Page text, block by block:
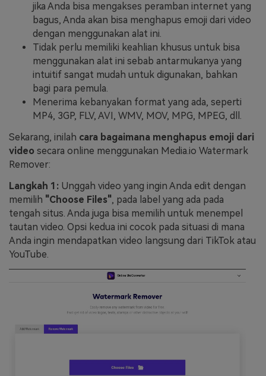
jika Anda bisa mengakses peramban internet yang
bagus, Anda akan bisa menghapus emoji dari video
dengan menggunakan alat ini.
Tidak perlu memiliki keahlian khusus untuk bisa
menggunakan alat ini sebab antarmukanya yang
intuitif sangat mudah untuk digunakan, bahkan
bagi para pemula.
Menerima kebanyakan format yang ada, seperti
MP4, 3GP, FLV, AVI, WMV, MOV, MPG, MPEG, dll.
Sekarang, inilah cara bagaimana menghapus emoji dari
video secara online menggunakan Media.io Watermark
Remover:
Langkah 1: Unggah video yang ingin Anda edit dengan
memilih "Choose Files", pada label yang ada pada
tengah situs. Anda juga bisa memilih untuk menempel
tautan video. Opsi kedua ini cocok pada situasi di mana
Anda ingin mendapatkan video langsung dari TikTok atau
YouTube.